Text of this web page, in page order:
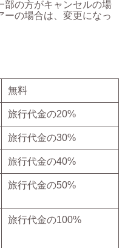
部の方がキャンセルの場
ーの場合は、変更になっ
無料
旅行代金の20%
旅行代金の30%
旅行代金の40%
旅行代金の50%
旅行代金の100%